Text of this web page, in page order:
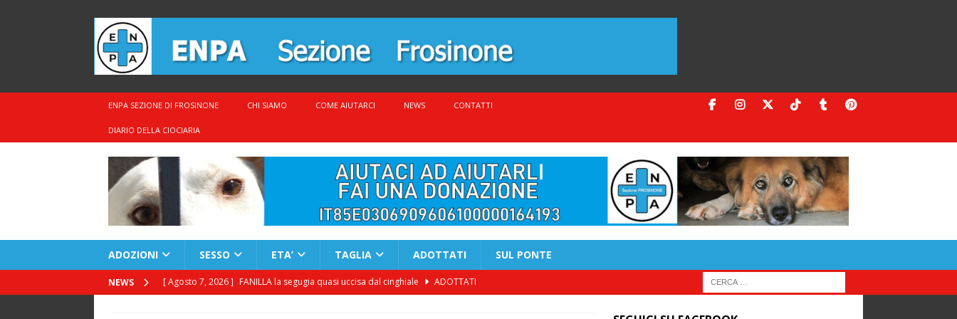
ENPA SEZIONE DI FROSINONE CHI SIAMO COME AIUTARCI NEWS CONTATTI
DIARIO DELLA CIOCIARIA
ADOZIONI SESSO ETA’ TAGLIA ADOTTATI SUL PONTE
NEWS [ Agosto 7, 2026 ] FANILLA la segugia quasi uccisa dal cinghiale
ADOTTATI